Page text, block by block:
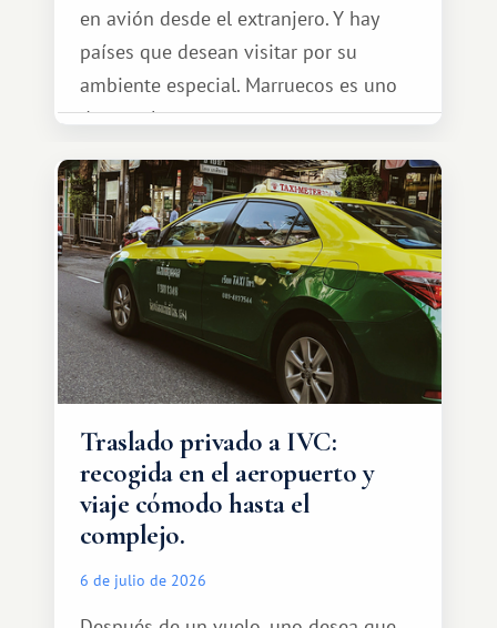
en avión desde el extranjero. Y hay
países que desean visitar por su
ambiente especial. Marruecos es uno
de esos lugares.
Traslado privado a IVC:
recogida en el aeropuerto y
viaje cómodo hasta el
complejo.
6 de julio de 2026